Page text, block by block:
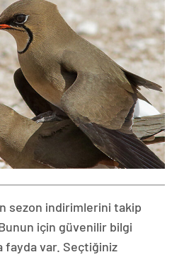
sezon indirimlerini takip
için güvenilir bilgi
fayda var. Seçtiğiniz